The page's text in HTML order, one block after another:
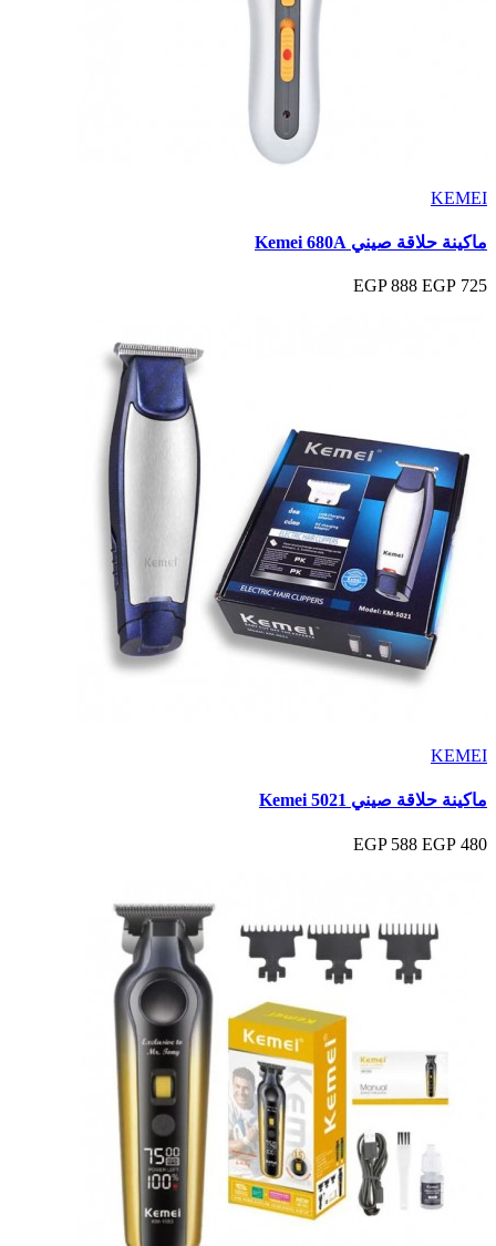
KEMEI
ماكينة حلاقة صيني Kemei 680A
725 EGP
888 EGP
KEMEI
ماكينة حلاقة صيني Kemei 5021
480 EGP
588 EGP